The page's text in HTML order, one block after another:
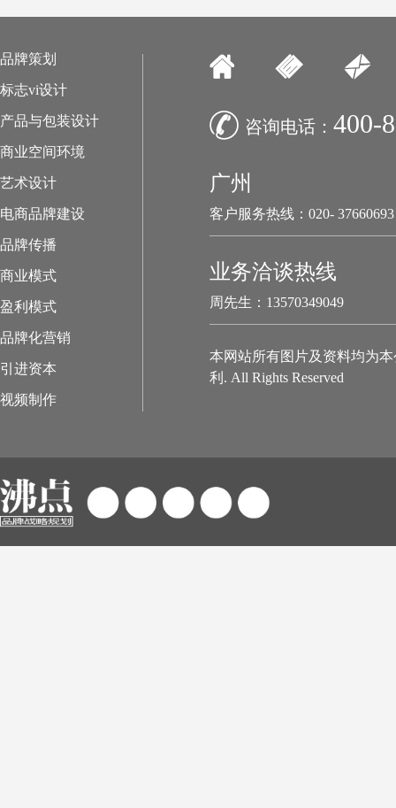
品牌策划
标志vi设计
产品与包装设计
商业空间环境
艺术设计
电商品牌建设
品牌传播
商业模式
盈利模式
品牌化营销
引进资本
视频制作
咨询电话： 400-
广州
客户服务热线：020- 37660693
业务洽谈热线
周先生：13570349049
本网站所有图片及资料均为
利. All Rights Reserved